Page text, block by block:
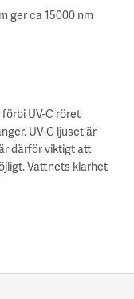
ger ca 15000 nm
UV-C röret
UV-C ljuset är
därför viktigt att
Vattnets klarhet